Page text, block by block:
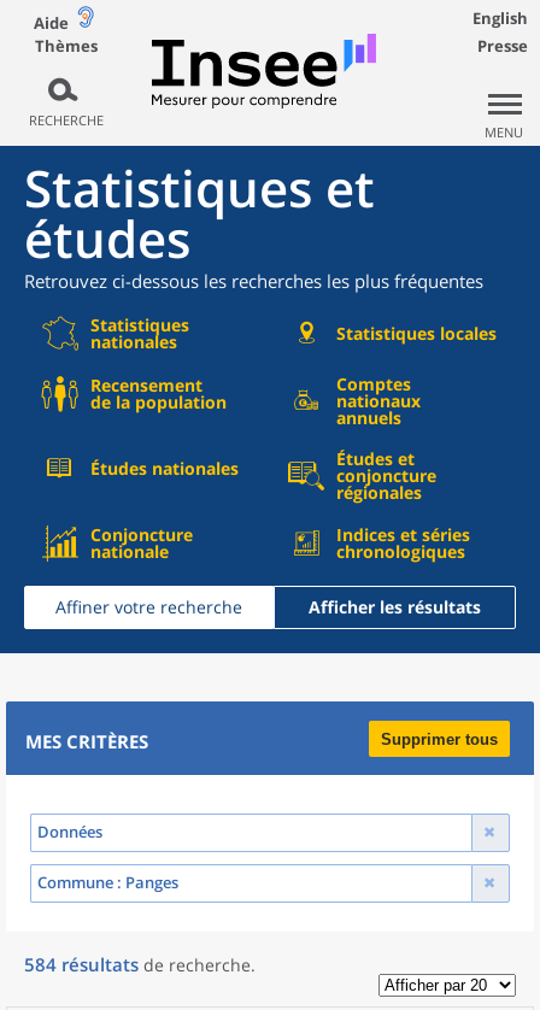
Aide
Thèmes
RECHERCHE
English
Presse
MENU
Statistiques et
études
Retrouvez ci-dessous les recherches les plus fréquentes
Statistiques
nationales Statistiques locales
Recensement
de la population
Comptes
nationaux
annuels
Études nationales Études et
conjoncture
régionales
Conjoncture
nationale
Indices et séries
chronologiques
Affiner votre recherche Afficher les résultats
MES CRITÈRES Supprimer tous
Données
Commune : Panges
584 résultats de recherche.